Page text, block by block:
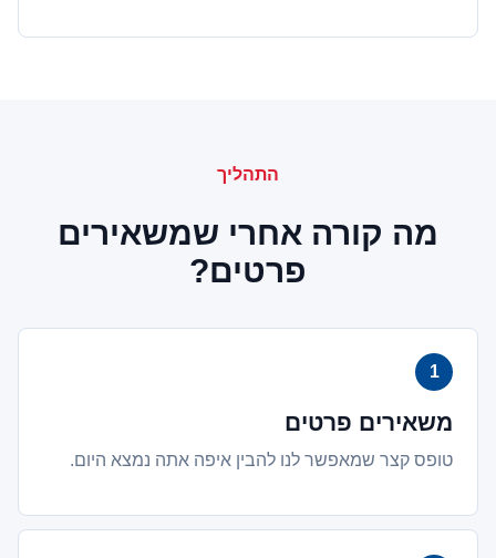
התהליך
מה קורה אחרי שמשאירים
פרטים?
משאירים פרטים
טופס קצר שמאפשר לנו להבין איפה אתה נמצא היום.